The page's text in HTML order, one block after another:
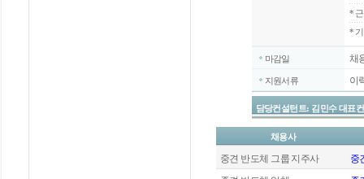
*
*
마감일 채
지원서류 이
담당컨설턴트: 김민수 대표
채용사
중견 반도체 그룹 지주사
중